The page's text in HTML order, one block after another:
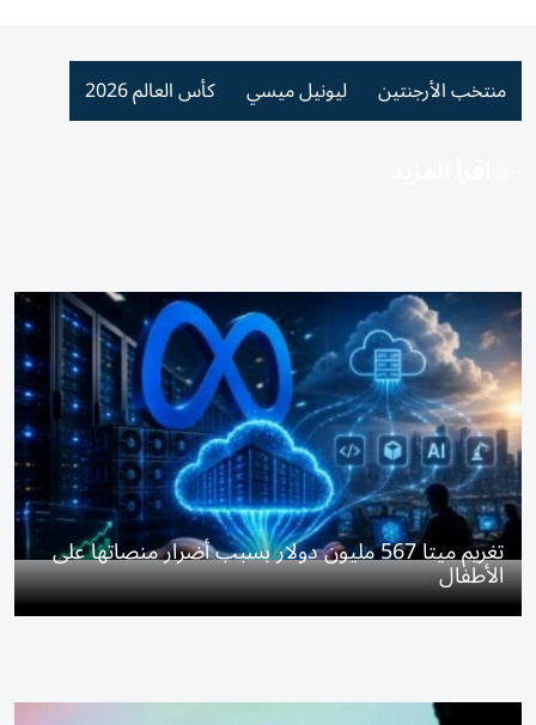
منتخب الأرجنتين ليونيل ميسي كأس العالم 2026
تغريم ميتا 567 مليون دولار بسبب أضرار منصاتها على
الأطفال